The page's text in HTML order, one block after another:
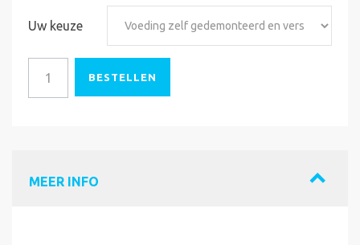
Uw keuze
BESTELLEN
MEER INFO